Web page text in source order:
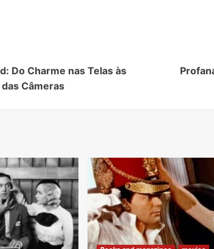
Do Charme nas Telas às
Câmeras